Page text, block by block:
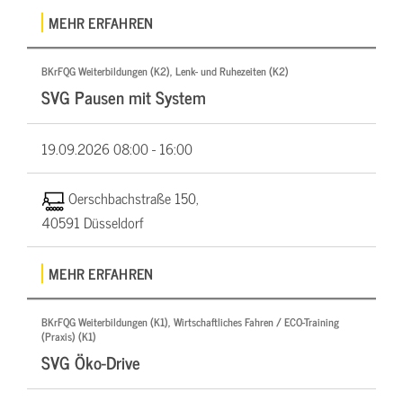
MEHR ERFAHREN
BKrFQG Weiterbildungen (K2), Lenk- und Ruhezeiten (K2)
SVG Pausen mit System
19.09.202608:00 - 16:00
Oerschbachstraße 150,
40591 Düsseldorf
MEHR ERFAHREN
BKrFQG Weiterbildungen (K1), Wirtschaftliches Fahren / ECO-Training
(Praxis) (K1)
SVG Öko-Drive